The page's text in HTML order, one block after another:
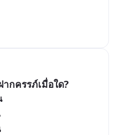
กครรภ์เมื่อใด?